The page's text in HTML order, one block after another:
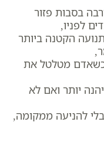
בסבות פזור
לפניו,
הקטנה ביותר
מטלטל את
יותר ואם לא
להניעה ממקומה,